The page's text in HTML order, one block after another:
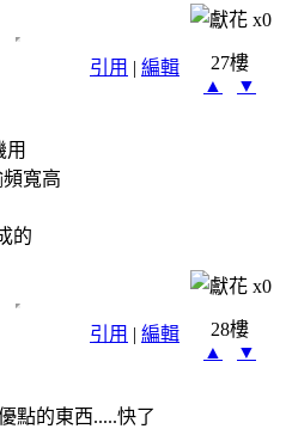
x0
引用 | 編輯
27樓
▲
▼
用
寬高
的
x0
引用 | 編輯
28樓
▲
▼
點的東西.....快了